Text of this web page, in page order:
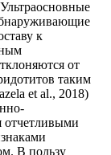
к
от
таким
et al., 2018)
отчетливыми
В пользу